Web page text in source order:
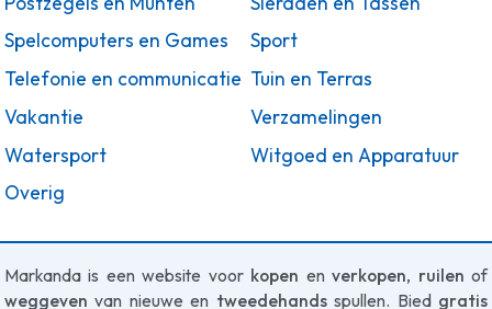
Spelcomputers en Games
Sport
Telefonie en communicatie Tuin en Terras
Vakantie
Verzamelingen
Watersport
Witgoed en Apparatuur
Overig
Markanda is een website voor kopen enverkopen, ruilen of
weggeven van nieuwe en tweedehandsspullen. Bied gratis